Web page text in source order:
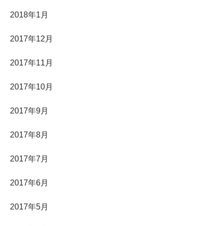
2018年1月
2017年12月
2017年11月
2017年10月
2017年9月
2017年8月
2017年7月
2017年6月
2017年5月